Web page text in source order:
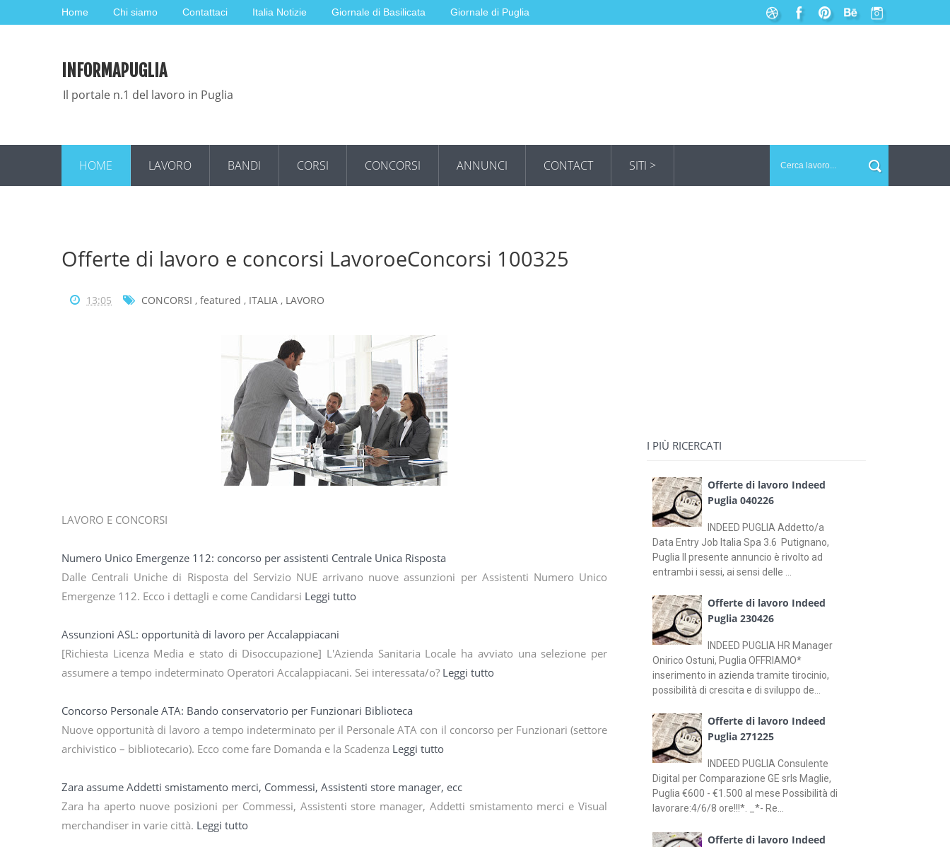
Home Chi siamo Contattaci Italia Notizie Giornale di Basilicata Giornale di Puglia
INFORMAPUGLIA
Il portale n.1 del lavoro in Puglia
HOME LAVORO BANDI CORSI CONCORSI ANNUNCI CONTACT SITI >
Offerte di lavoro e concorsi LavoroeConcorsi 100325
13:05 CONCORSI , featured , ITALIA , LAVORO
LAVORO E CONCORSI
Numero Unico Emergenze 112: concorso per assistenti Centrale Unica Risposta
Dalle Centrali Uniche di Risposta del Servizio NUE arrivano nuove assunzioni per Assistenti Numero Unico
Emergenze 112. Ecco i dettagli e come Candidarsi Leggi tutto
Assunzioni ASL: opportunità di lavoro per Accalappiacani
[Richiesta Licenza Media e stato di Disoccupazione] L'Azienda Sanitaria Locale ha avviato una selezione per
assumere a tempo indeterminato Operatori Accalappiacani. Sei interessata/o? Leggi tutto
Concorso Personale ATA: Bando conservatorio per Funzionari Biblioteca
Nuove opportunità di lavoro a tempo indeterminato per il Personale ATA con il concorso per Funzionari (settore
archivistico – bibliotecario). Ecco come fare Domanda e la Scadenza Leggi tutto
Zara assume Addetti smistamento merci, Commessi, Assistenti store manager, ecc
Zara ha aperto nuove posizioni per Commessi, Assistenti store manager, Addetti smistamento merci e Visual
merchandiser in varie città. Leggi tutto
I PIÙ RICERCATI
Offerte di lavoro Indeed
Puglia 040226
INDEED PUGLIA Addetto/a
Data Entry Job Italia Spa 3.6 Putignano,
Puglia Il presente annuncio è rivolto ad
entrambi i sessi, ai sensi delle ...
Offerte di lavoro Indeed
Puglia 230426
INDEED PUGLIA HR Manager
Onirico Ostuni, Puglia OFFRIAMO*
inserimento in azienda tramite tirocinio,
possibilità di crescita e di sviluppo de...
Offerte di lavoro Indeed
Puglia 271225
INDEED PUGLIA Consulente
Digital per Comparazione GE srls Maglie,
Puglia €600 - €1.500 al mese Possibilità di
lavorare:4/6/8 ore!!!*. _*- Re...
Offerte di lavoro Indeed